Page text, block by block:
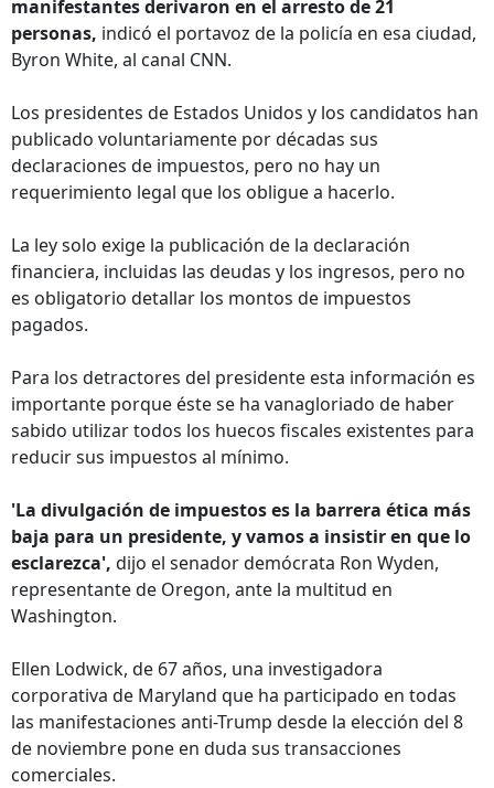
manifestantes derivaron en el arresto de 21
personas, indicó el portavoz de la policía en esa ciudad,
Byron White, al canal CNN.
Los presidentes de Estados Unidos y los candidatos han
publicado voluntariamente por décadas sus
declaraciones de impuestos, pero no hay un
requerimiento legal que los obligue a hacerlo.
La ley solo exige la publicación de la declaración
financiera, incluidas las deudas y los ingresos, pero no
es obligatorio detallar los montos de impuestos
pagados.
Para los detractores del presidente esta información es
importante porque éste se ha vanagloriado de haber
sabido utilizar todos los huecos fiscales existentes para
reducir sus impuestos al mínimo.
'La divulgación de impuestos es la barrera ética más
baja para un presidente, y vamos a insistir en que lo
esclarezca', dijo el senador demócrata Ron Wyden,
representante de Oregon, ante la multitud en
Washington.
Ellen Lodwick, de 67 años, una investigadora
corporativa de Maryland que ha participado en todas
las manifestaciones anti-Trump desde la elección del 8
de noviembre pone en duda sus transacciones
comerciales.